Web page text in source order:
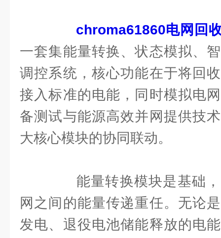
chroma61860电网回
一套集能量转换、状态模拟、
调控系统，核心功能在于将回
接入标准的电能，同时模拟电
备测试与能源高效并网提供技
大核心模块的协同联动。
能量转换模块是基础，
网之间的能量传递重任。无论
发电、退役电池储能释放的电